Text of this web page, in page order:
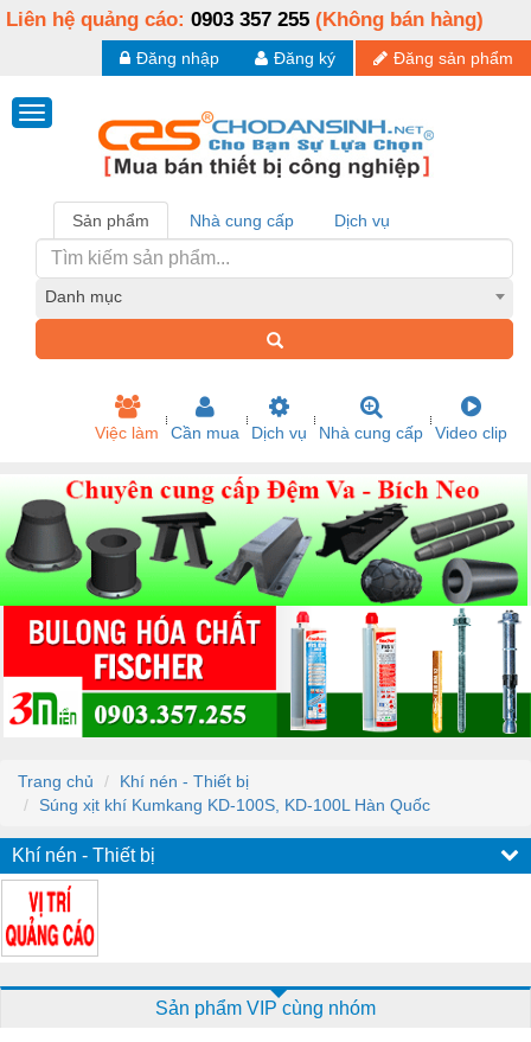
Liên hệ quảng cáo: 0903 357 255 (Không bán hàng)
Đăng sản phẩm
Đăng ký
Đăng nhập
Sản phẩm Nhà cung cấp Dịch vụ
Danh mục
Việc làm Cần mua Dịch vụ Nhà cung cấp Video clip
Trang chủ
Khí nén - Thiết bị
Súng xịt khí Kumkang KD-100S, KD-100L Hàn Quốc
Khí nén - Thiết bị
Sản phẩm VIP cùng nhóm